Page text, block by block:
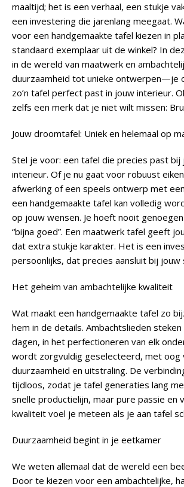
maaltijd; het is een verhaal, een stukje
een investering die jarenlang meegaat.
voor een handgemaakte tafel kiezen in
standaard exemplaar uit de winkel? In
in de wereld van maatwerk en
duurzaamheid tot unieke ontwerpen—je
zo’n tafel perfect past in jouw interieur.
zelfs een merk dat je niet wilt missen:
Jouw droomtafel: Uniek en helemaal op
Stel je voor: een tafel die precies past bij
interieur. Of je nu gaat voor robuust
afwerking of een speels ontwerp met
een handgemaakte tafel kan volledig
op jouw wensen. Je hoeft nooit
“bijna goed”. Een maatwerk tafel geeft
dat extra stukje karakter. Het is een
persoonlijks, dat precies aansluit bij jouw
Het geheim van ambachtelijke kwaliteit
Wat maakt een handgemaakte tafel zo
hem in de details. Ambachtslieden
dagen, in het perfectioneren van elk
wordt zorgvuldig geselecteerd, met oog
duurzaamheid en uitstraling. De
tijdloos, zodat je tafel generaties lang
snelle productielijn, maar pure passie en
kwaliteit voel je meteen als je aan tafel
Duurzaamheid begint in je eetkamer
We weten allemaal dat de wereld een
Door te kiezen voor een ambachtelijke,